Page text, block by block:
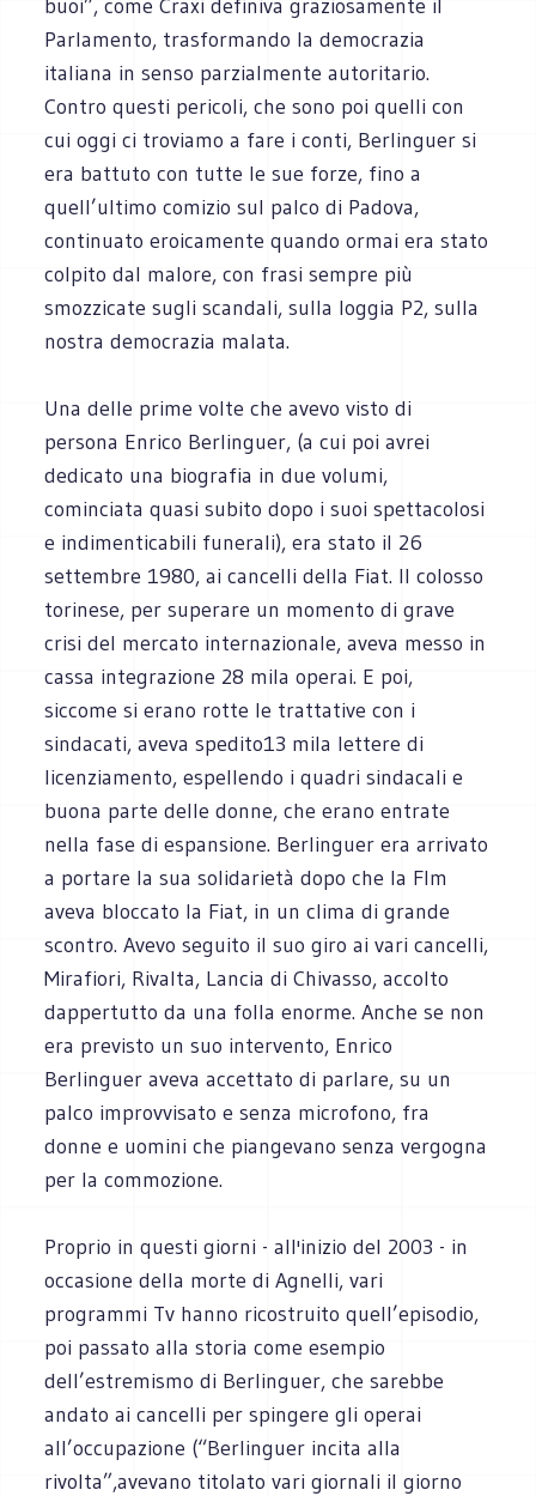
buoi”, come Craxi definiva graziosamente il
Parlamento, trasformando la democrazia
italiana in senso parzialmente autoritario.
Contro questi pericoli, che sono poi quelli con
cui oggi ci troviamo a fare i conti, Berlinguer si
era battuto con tutte le sue forze, fino a
quell’ultimo comizio sul palco di Padova,
continuato eroicamente quando ormai era stato
colpito dal malore, con frasi sempre più
smozzicate sugli scandali, sulla loggia P2, sulla
nostra democrazia malata.
Una delle prime volte che avevo visto di
persona Enrico Berlinguer, (a cui poi avrei
dedicato una biografia in due volumi,
cominciata quasi subito dopo i suoi spettacolosi
e indimenticabili funerali), era stato il 26
settembre 1980, ai cancelli della Fiat. Il colosso
torinese, per superare un momento di grave
crisi del mercato internazionale, aveva messo in
cassa integrazione 28 mila operai. E poi,
siccome si erano rotte le trattative con i
sindacati, aveva spedito13 mila lettere di
licenziamento, espellendo i quadri sindacali e
buona parte delle donne, che erano entrate
nella fase di espansione. Berlinguer era arrivato
a portare la sua solidarietà dopo che la Flm
aveva bloccato la Fiat, in un clima di grande
scontro. Avevo seguito il suo giro ai vari cancelli,
Mirafiori, Rivalta, Lancia di Chivasso, accolto
dappertutto da una folla enorme. Anche se non
era previsto un suo intervento, Enrico
Berlinguer aveva accettato di parlare, su un
palco improvvisato e senza microfono, fra
donne e uomini che piangevano senza vergogna
per la commozione.
Proprio in questi giorni - all'inizio del 2003 - in
occasione della morte di Agnelli, vari
programmi Tv hanno ricostruito quell’episodio,
poi passato alla storia come esempio
dell’estremismo di Berlinguer, che sarebbe
andato ai cancelli per spingere gli operai
all’occupazione (“Berlinguer incita alla
rivolta”,avevano titolato vari giornali il giorno